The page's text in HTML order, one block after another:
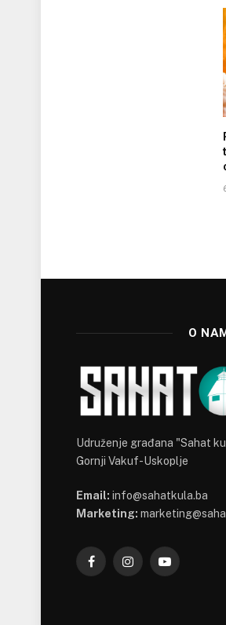
O
Udruženje građana "Sahat
Gornji Vakuf-Uskoplje
Email: info@sahatkula.ba
Marketing:
FacebookInstagramYouTube